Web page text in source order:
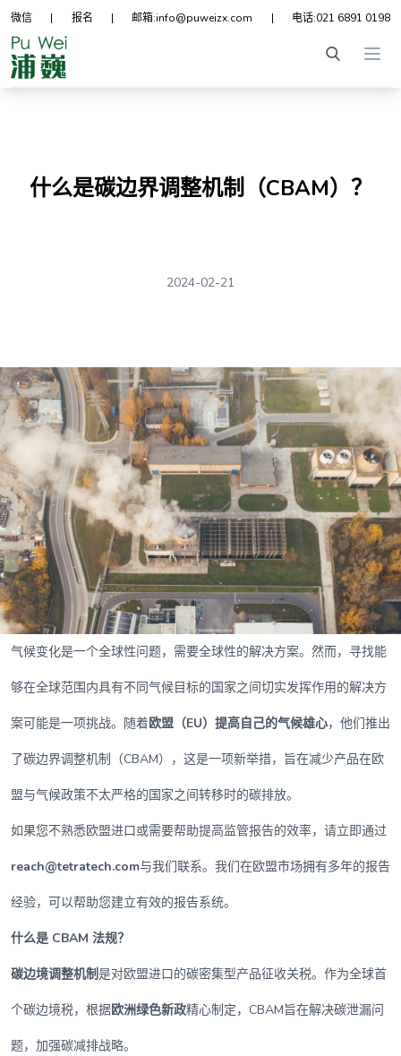
微信 | 报名 | 邮箱:info@puweizx.com | 电话:021 6891 0198
什么是碳边界调整机制（CBAM）？
2024-02-21
气候变化是一个全球性问题，需要全球性的解决方案。然而，寻找能
够在全球范围内具有不同气候目标的国家之间切实发挥作用的解决方
案可能是一项挑战。随着欧盟（EU）提高自己的气候雄心，他们推出
了碳边界调整机制（CBAM），这是一项新举措，旨在减少产品在欧
盟与气候政策不太严格的国家之间转移时的碳排放。
如果您不熟悉欧盟进口或需要帮助提高监管报告的效率，请立即通过
reach@tetratech.com与我们联系。我们在欧盟市场拥有多年的报告
经验，可以帮助您建立有效的报告系统。
什么是 CBAM 法规？
碳边境调整机制是对欧盟进口的碳密集型产品征收关税。作为全球首
个碳边境税，根据欧洲绿色新政精心制定，CBAM旨在解决碳泄漏问
题，加强碳减排战略。